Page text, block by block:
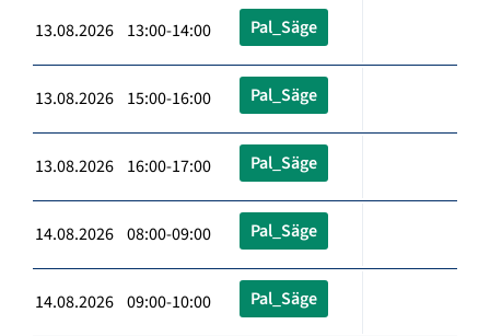
13.08.2026 13:00-14:00 Pal_Säge
13.08.2026 15:00-16:00 Pal_Säge
13.08.2026 16:00-17:00 Pal_Säge
14.08.2026 08:00-09:00 Pal_Säge
14.08.2026 09:00-10:00 Pal_Säge